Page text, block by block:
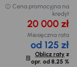
Cena promocyjna na
kredyt
20 000 zł
Miesięczna rata
od 125 zł
Oblicz raty z
opr. od 8,25 %